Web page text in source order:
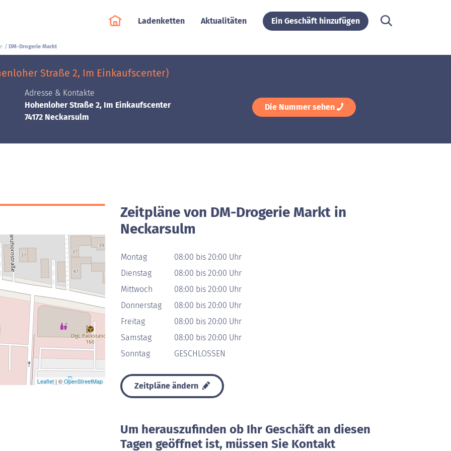
Ladenketten Aktualitäten Ein Geschäft hinzufügen
DM-Drogerie Markt
Straße 2, Im Einkaufscenter)
Adresse & Kontakte
Hohenloher Straße 2, Im Einkaufscenter
74172 Neckarsulm
Die Nummer sehen
Leaflet | ©OpenStreetMap
Zeitpläne von DM-Drogerie Markt in
Neckarsulm
Montag
08:00 bis 20:00 Uhr
Dienstag
08:00 bis 20:00 Uhr
Mittwoch
08:00 bis 20:00 Uhr
Donnerstag
08:00 bis 20:00 Uhr
Freitag
08:00 bis 20:00 Uhr
Samstag
08:00 bis 20:00 Uhr
Sonntag
GESCHLOSSEN
Zeitpläne ändern
Um herauszufinden ob Ihr Geschäft an diesen
Tagen geöffnet ist, müssen Sie Kontakt